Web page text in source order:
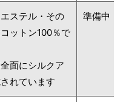
ステル・その
ットン100％で
面にシルクア
れています
準備中